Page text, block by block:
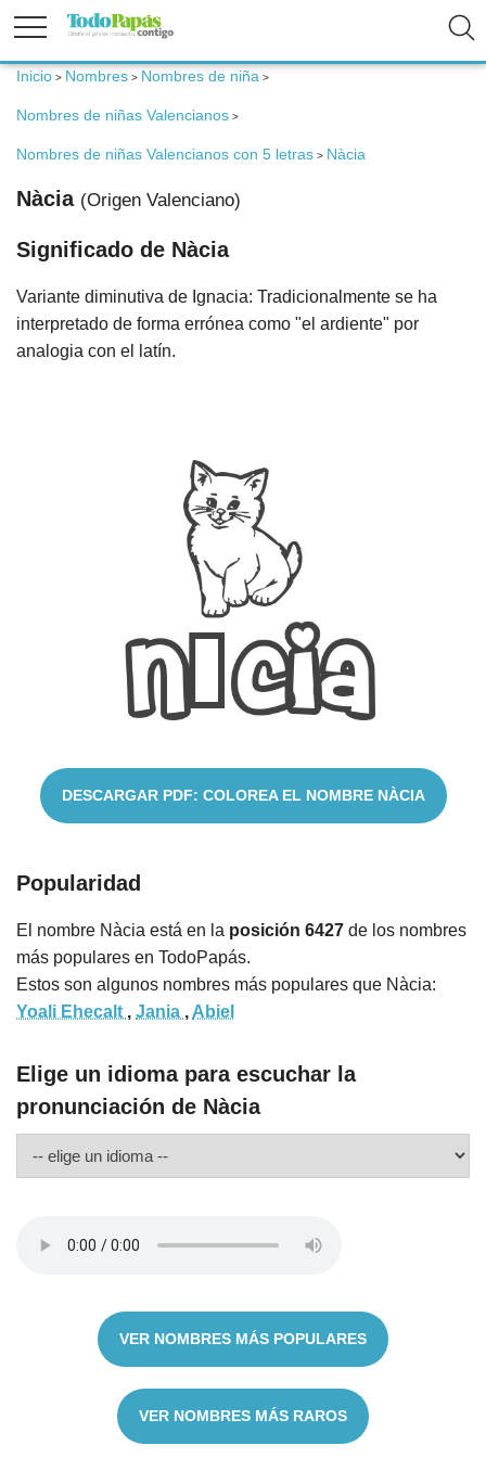
Fertilidad
Embarazo
Niños
Inicio > Nombres > Nombres de niña >
Nombres de niñas Valencianos >
Nombres de niñas Valencianos con 5 letras > Nàcia
Nàcia (Origen Valenciano)
Significado de Nàcia
Variante diminutiva de Ignacia: Tradicionalmente se ha
interpretado de forma errónea como "el ardiente" por
analogia con el latín.
DESCARGAR PDF: COLOREA EL NOMBRE NÀCIA
Popularidad
El nombre Nàcia está en la posición 6427 de los nombres
más populares en TodoPapás.
Estos son algunos nombres más populares que Nàcia:
Yoali Ehecalt , Jania , Abiel
Elige un idioma para escuchar la
pronunciación de Nàcia
VER NOMBRES MÁS POPULARES
VER NOMBRES MÁS RAROS